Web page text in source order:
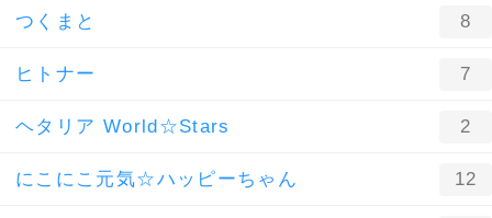
つくまと 8
ヒトナー 7
ヘタリア World☆Stars 2
にこにこ元気☆ハッピーちゃん 12